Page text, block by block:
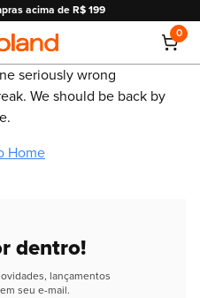
acima de R$ 199
0
seriously wrong
We should be back by
Home
dentro!
lançamentos
seu e-mail.